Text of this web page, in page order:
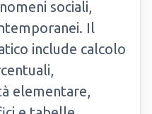
sociali,
Il
include calcolo
elementare,